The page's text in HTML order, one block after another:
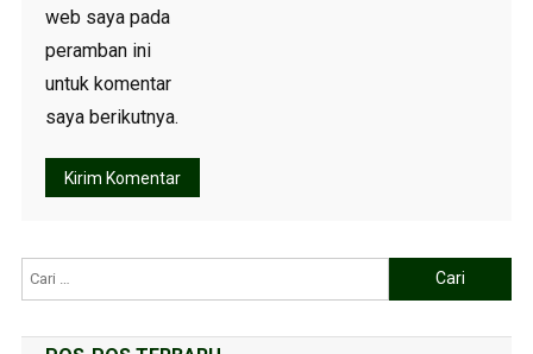
web saya pada
peramban ini
untuk komentar
saya berikutnya.